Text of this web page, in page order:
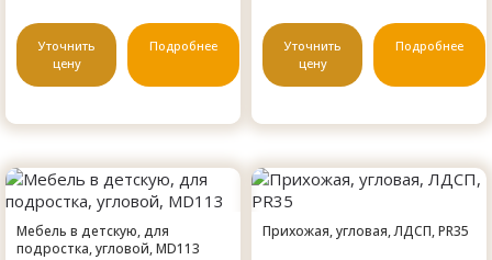
Уточнить
цену
Подробнее
Уточнить
цену
Подробнее
Мебель в детскую, для
подростка, угловой, MD113
Прихожая, угловая, ЛДСП, PR35